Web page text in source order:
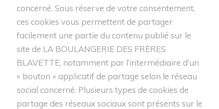
concerné. Sous réserve de votre consentement,
ces cookies vous permettent de partager
facilement une partie du contenu publié sur le
site de LA BOULANGERIE DES FRÈRES
BLAVETTE, notamment par l’intermédiaire d’un
« bouton » applicatif de partage selon le réseau
social concerné. Plusieurs types de cookies de
partage des réseaux sociaux sont présents sur le